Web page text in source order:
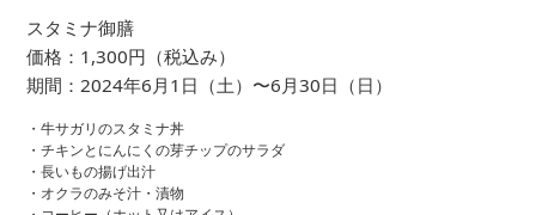
スタミナ御膳
価格：1,300円（税込み）
期間：2024年6月1日（土）〜6月30日（日）
・牛サガリのスタミナ丼
・チキンとにんにくの芽チップのサラダ
・長いもの揚げ出汁
・オクラのみそ汁・漬物